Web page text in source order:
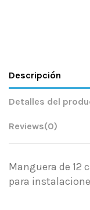
Descripción
Detalles del
Reviews(0)
Manguera de 12
para